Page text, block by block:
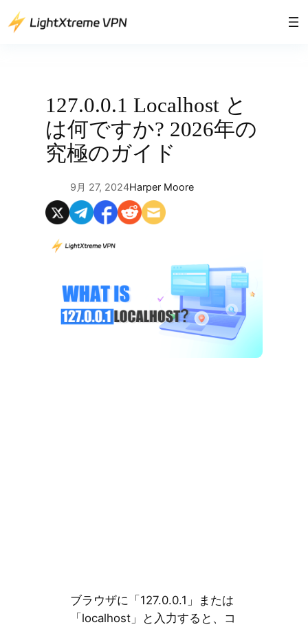
容
127.0.0.1 Localhost と
は何ですか? 2026年の
究極のガイド
9月 27, 2024Harper Moore
ブラウザに「127.0.0.1」または
「localhost」と入力すると、コ